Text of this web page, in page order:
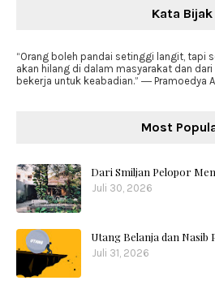
Kata Bijak
“Orang boleh pandai setinggi langit, tapi
akan hilang di dalam masyarakat dan dari
bekerja untuk keabadian.” ― Pramoedya
Most
Dari Smiljan Pelopor
Juli 30, 2026
Utang Belanja dan Nasib
Juli 31, 2026